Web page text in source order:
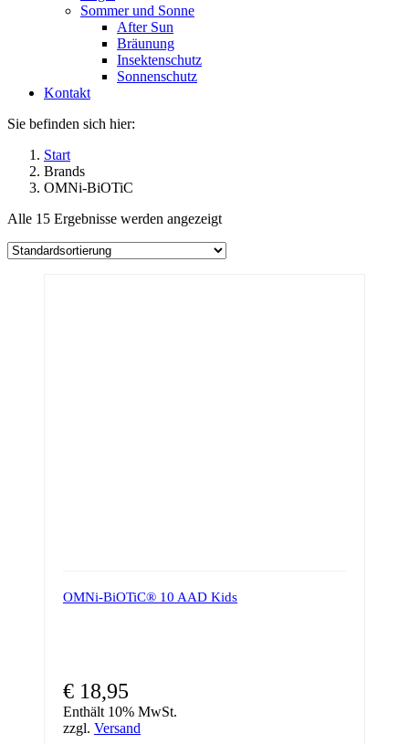
Sommer und Sonne
After Sun
Bräunung
Insektenschutz
Sonnenschutz
Kontakt
Sie befinden sich hier:
Start
Brands
OMNi-BiOTiC
Alle 15 Ergebnisse werden angezeigt
OMNi-BiOTiC® 10 AAD Kids
€ 18,95
Enthält 10% MwSt.
zzgl. Versand